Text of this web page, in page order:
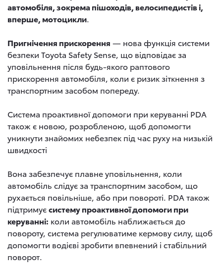
автомобіля, зокрема пішоходів, велосипедистів і,
вперше, мотоцикли.
Пригнічення прискорення — нова функція системи
безпеки Toyota Safety Sense, що відповідає за
уповільнення після будь-якого раптового
прискорення автомобіля, коли є ризик зіткнення з
транспортним засобом попереду.
Система проактивної допомоги при керуванні PDA
також є новою, розробленою, щоб допомогти
уникнути знайомих небезпек під час руху на низькій
швидкості
Вона забезпечує плавне уповільнення, коли
автомобіль слідує за транспортним засобом, що
рухається повільніше, або при повороті. PDA також
підтримуєсистему проактивної допомоги при
керуванні: коли автомобіль наближається до
повороту, система регулюватиме кермову силу, щоб
допомогти водієві зробити впевнений і стабільний
поворот.